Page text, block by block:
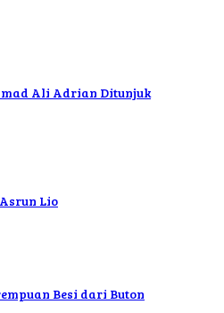
Ali Adrian Ditunjuk
Lio
Besi dari Buton